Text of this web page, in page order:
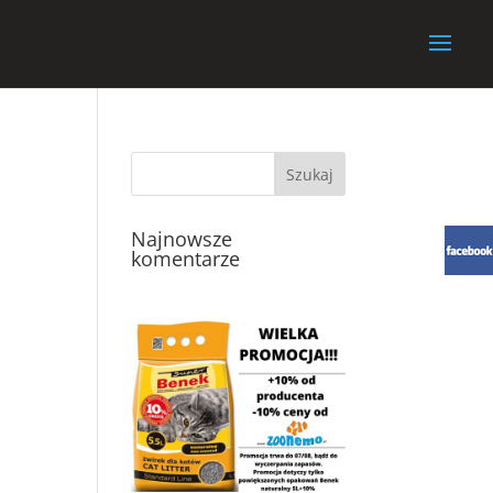
Najnowsze
komentarze